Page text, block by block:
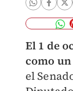
El 1 de
como
el